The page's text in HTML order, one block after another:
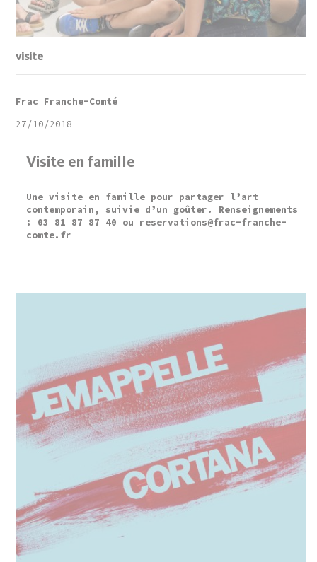
visite
Visite en famille
Une visite en famille pour partager l’art
contemporain, suivie d’un goûter. Renseignements
: 03 81 87 87 40 ou reservations@frac-franche-
comte.fr
Frac Franche-Comté
27/10/2018